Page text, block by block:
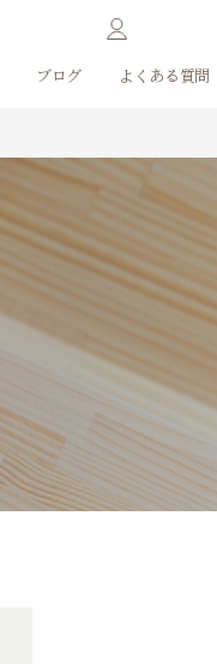
ブログ よくある質問